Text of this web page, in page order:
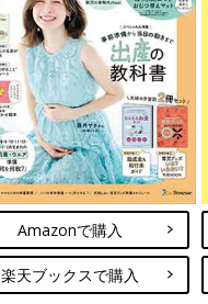
Amazonで購入
楽天ブックスで購入